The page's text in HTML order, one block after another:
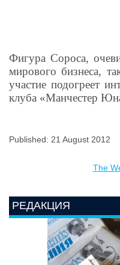
Фигура Сороса,
мирового бизнеса,
участие подогреет
клуба «Манчестер
Published: 21 August 2012
The
РЕДАКЦИЯ